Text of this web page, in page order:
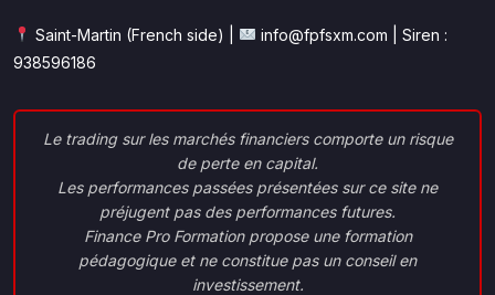
Saint-Martin (French side) |
info@fpfsxm.com | Siren :
938596186
Le trading sur les marchés financiers comporte un risque
de perte en capital.
Les performances passées présentées sur ce site ne
préjugent pas des performances futures.
Finance Pro Formation propose une formation
pédagogique et ne constitue pas un conseil en
investissement.